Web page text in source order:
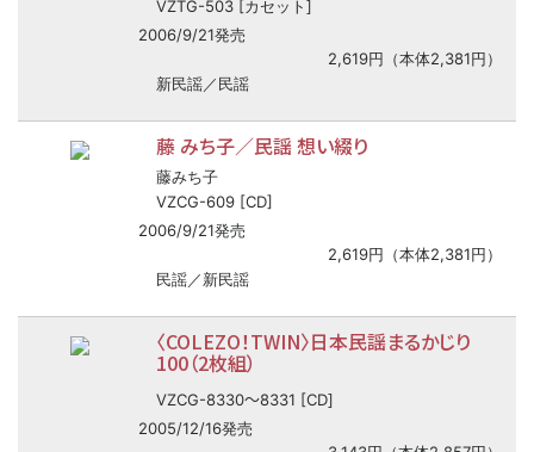
VZTG-503 [カセット]
2006/9/21発売
2,619円（本体2,381円）
新民謡／民謡
藤 みち子／民謡 想い綴り
藤みち子
VZCG-609 [CD]
2006/9/21発売
2,619円（本体2,381円）
民謡／新民謡
〈COLEZO！TWIN〉日本民謡まるかじり
100（2枚組）
VZCG-8330〜8331 [CD]
2005/12/16発売